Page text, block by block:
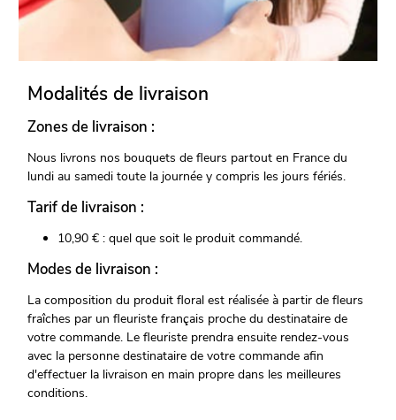
Modalités de livraison
Zones de livraison :
Nous livrons nos bouquets de fleurs partout en France du
lundi au samedi toute la journée y compris les jours fériés.
Tarif de livraison :
10,90 € : quel que soit le produit commandé.
Modes de livraison :
La composition du produit floral est réalisée à partir de fleurs
fraîches par un fleuriste français proche du destinataire de
votre commande. Le fleuriste prendra ensuite rendez-vous
avec la personne destinataire de votre commande afin
d'effectuer la livraison en main propre dans les meilleures
conditions.